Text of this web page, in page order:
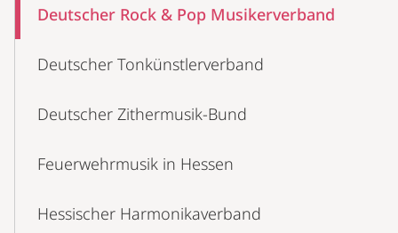
Deutscher Rock & Pop Musikerverband
Deutscher Tonkünstlerverband
Deutscher Zithermusik-Bund
Feuerwehrmusik in Hessen
Hessischer Harmonikaverband